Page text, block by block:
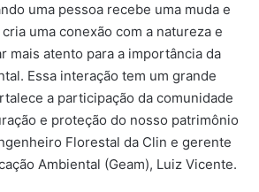
uma pessoa recebe uma muda e
uma conexão com a natureza e
mais atento para a importância da
Essa interação tem um grande
a participação da comunidade
e proteção do nosso patrimônio
Florestal da Clin e gerente
Ambiental (Geam), Luiz Vicente.